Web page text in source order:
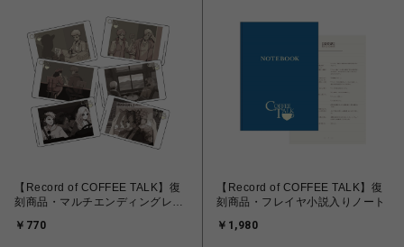
【Record of COFFEE TALK】復
刻商品・マルチエンディングレン
￥770
【Record of COFFEE TALK】復
刻商品・フレイヤ小説入りノート
￥1,980